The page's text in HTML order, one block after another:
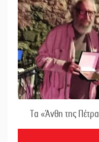
Τα «Άνθη της